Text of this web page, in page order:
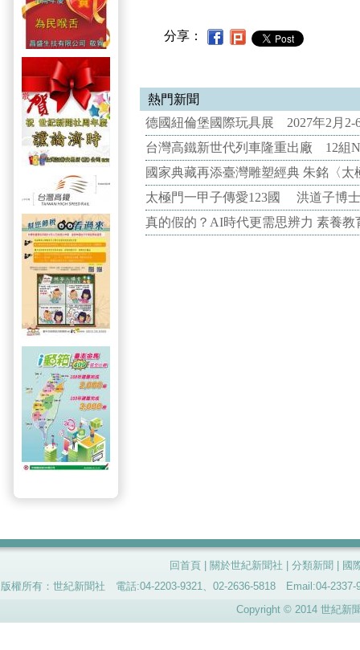
分享：
熱門新聞
德國紐倫堡國際玩具展 2027年2月2-
台灣高鐵新世代列車隆重出廠 12組
國家典藏再添臺灣雕塑經典 朱銘〈
太極門一甲子傳愛123國 洪道子博
真的假的？AI時代更需思辨力 素養
回首頁 關於世紀新聞社 分類新聞
國
版權所有：世紀新聞社 電話:04-2203-9321、02-2636-5818 Email:04-
Copyright © 2014 世紀新